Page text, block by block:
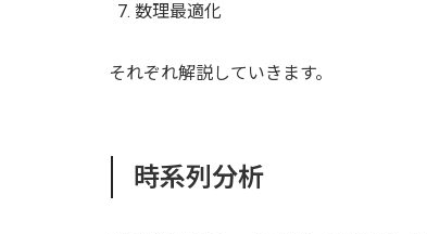
数理最適化
それぞれ解説していきます。
時系列分析